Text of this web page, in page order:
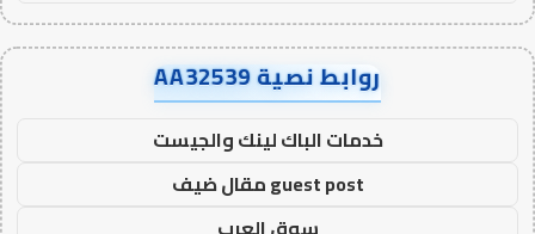
روابط نصية AA32539
خدمات الباك لينك والجيست
guest post مقال ضيف